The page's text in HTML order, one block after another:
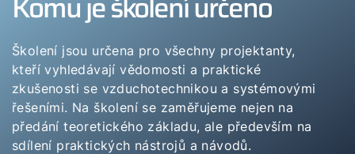
Školení jsou určena pro všechny projektanty,
kteří vyhledávají vědomosti a praktické
zkušenosti se vzduchotechnikou a systémovými
řešeními. Na školení se zaměřujeme nejen na
předání teoretického základu, ale především na
sdílení praktických nástrojů a návodů.
Kontaktný formulár
Dôležité odkazy
Kontakty